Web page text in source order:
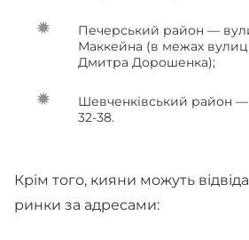
Печерський район —
Маккейна (в межах
Дмитра Дорошенка);
Шевченківський район —
32-38.
Крім того, кияни можуть
ринки за адресами: